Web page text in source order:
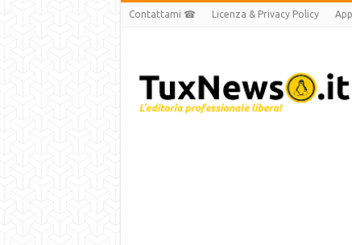
Contattami ☎ Licenza & Privacy Policy